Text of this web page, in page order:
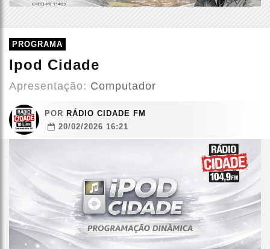
PROGRAMA
Ipod Cidade
Apresentação: Computador
POR RÁDIO CIDADE FM
20/02/2026 16:21